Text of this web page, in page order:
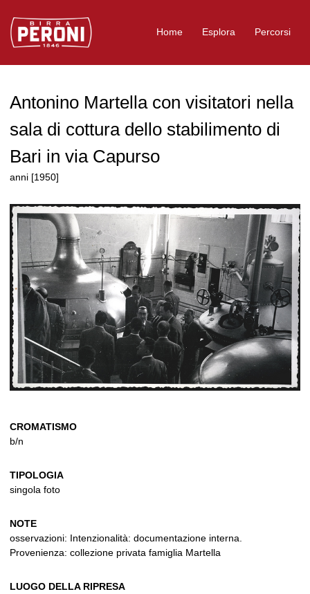
Logo Birra Peroni
Home Esplora Percorsi
Antonino Martella con visitatori nella
sala di cottura dello stabilimento di
Bari in via Capurso
anni [1950]
CROMATISMO
b/n
TIPOLOGIA
singola foto
NOTE
osservazioni: Intenzionalità: documentazione interna.
Provenienza: collezione privata famiglia Martella
LUOGO DELLA RIPRESA